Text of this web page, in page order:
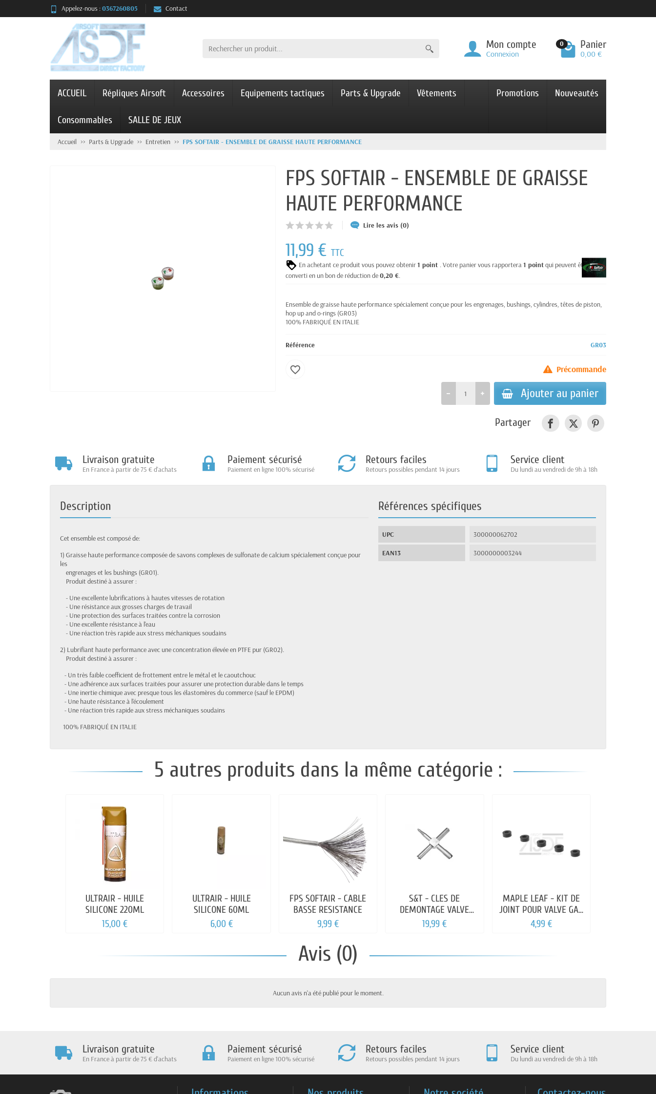
Appelez-nous :0367260805 Contact
Mon compte
Connexion
0 Panier
0,00 €
ACCUEIL Répliques Airsoft Accessoires Equipements tactiques Parts & Upgrade Vêtements
Consommables SALLE DE JEUX
Promotions Nouveautés
Accueil Parts & Upgrade Entretien FPS SOFTAIR - ENSEMBLE DE GRAISSE HAUTE PERFORMANCE
FPS SOFTAIR - ENSEMBLE DE GRAISSE
HAUTE PERFORMANCE
Lire les avis (0)
11,99 €TTC
En achetant ce produit vous pouvez obtenir1 point . Votre panier vous rapportera1 pointqui peuvent être
converti en un bon de réduction de0,20 €.
Ensemble de graisse haute performance spécialement conçue pour les engrenages, bushings, cylindres, têtes de piston,
hop up and o-rings (GR03)
100% FABRIQUÉ EN ITALIE
Référence GR03
Précommande
Ajouter au panier
favorite_border
Partager
Livraison gratuite
En France à partir de 75 € d'achats
Paiement sécurisé
Paiement en ligne 100% sécurisé
Retours faciles
Retours possibles pendant 14 jours
Service client
Du lundi au vendredi de 9h à 18h
Description
Cet ensemble est composé de:
1) Graisse haute performance composée de savons complexes de sulfonate de calcium spécialement conçue pour
les
engrenages et les bushings (GR01).
Produit destiné à assurer :
- Une excellente lubrifications à hautes vitesses de rotation
- Une résistance aux grosses charges de travail
- Une protection des surfaces traitées contre la corrosion
- Une excellente résistance à l'eau
- Une réaction très rapide aux stress méchaniques soudains
2) Lubrifiant haute performance avec une concentration élevée en PTFE pur (GR02).
Produit destiné à assurer :
- Un très faible coefficient de frottement entre le métal et le caoutchouc
- Une adhérence aux surfaces traitées pour assurer une protection durable dans le temps
- Une inertie chimique avec presque tous les élastomères du commerce (sauf le EPDM)
- Une haute résistance à l'écoulement
- Une réaction très rapide aux stress méchaniques soudains
100% FABRIQUÉ EN ITALIE
Références spécifiques
UPC 300000062702
EAN13 3000000003244
5 autres produits dans la même catégorie :
ULTRAIR - HUILE
SILICONE 220ML
15,00 €
ULTRAIR - HUILE
SILICONE 60ML
6,00 €
FPS SOFTAIR - CABLE
BASSE RESISTANCE
9,99 €
S&T - CLES DE
DEMONTAGE VALVE
GAZ/CO2 AIRSOFT
19,99 €
MAPLE LEAF - KIT DE
JOINT POUR VALVE GAS
GBB
4,99 €
Avis (0)
Aucun avis n'a été publié pour le moment.
Livraison gratuite
En France à partir de 75 € d'achats
Paiement sécurisé
Paiement en ligne 100% sécurisé
Retours faciles
Retours possibles pendant 14 jours
Service client
Du lundi au vendredi de 9h à 18h